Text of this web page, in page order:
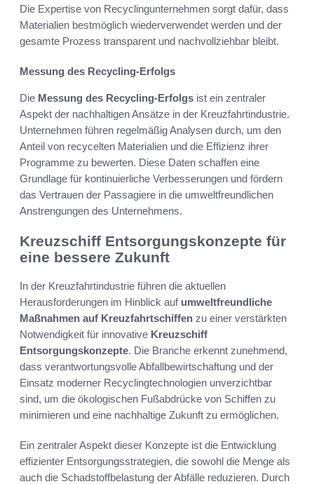
Die Expertise von Recyclingunternehmen sorgt dafür, dass
Materialien bestmöglich wiederverwendet werden und der
gesamte Prozess transparent und nachvollziehbar bleibt.
Messung des Recycling-Erfolgs
Die Messung des Recycling-Erfolgs ist ein zentraler
Aspekt der nachhaltigen Ansätze in der Kreuzfahrtindustrie.
Unternehmen führen regelmäßig Analysen durch, um den
Anteil von recycelten Materialien und die Effizienz ihrer
Programme zu bewerten. Diese Daten schaffen eine
Grundlage für kontinuierliche Verbesserungen und fördern
das Vertrauen der Passagiere in die umweltfreundlichen
Anstrengungen des Unternehmens.
Kreuzschiff Entsorgungskonzepte für
eine bessere Zukunft
In der Kreuzfahrtindustrie führen die aktuellen
Herausforderungen im Hinblick auf umweltfreundliche
Maßnahmen auf Kreuzfahrtschiffen zu einer verstärkten
Notwendigkeit für innovative Kreuzschiff
Entsorgungskonzepte. Die Branche erkennt zunehmend,
dass verantwortungsvolle Abfallbewirtschaftung und der
Einsatz moderner Recyclingtechnologien unverzichtbar
sind, um die ökologischen Fußabdrücke von Schiffen zu
minimieren und eine nachhaltige Zukunft zu ermöglichen.
Ein zentraler Aspekt dieser Konzepte ist die Entwicklung
effizienter Entsorgungsstrategien, die sowohl die Menge als
auch die Schadstoffbelastung der Abfälle reduzieren. Durch